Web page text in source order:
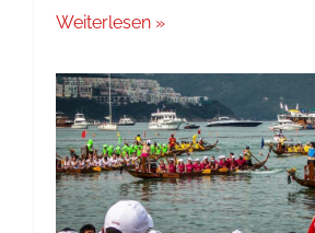
Weiterlesen »